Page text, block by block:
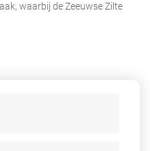
waarbij de Zeeuwse Zilte